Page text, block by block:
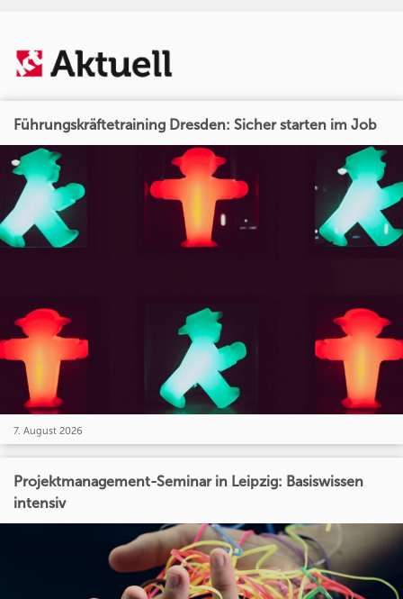
Führungskräftetraining Dresden: Sicher starten im Job
7. August 2026
Projektmanagement-Seminar in Leipzig: Basiswissen
intensiv